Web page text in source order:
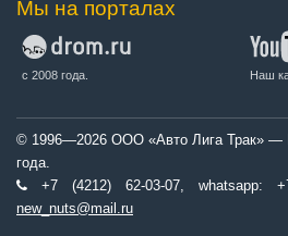
Мы на порталах
с 2008 года. Наш
© 1996—2026 ООО «Авто Лига Трак» —
года.
+7 (4212) 62-03-07,
new_nuts@mail.ru